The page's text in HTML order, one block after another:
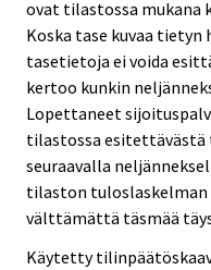
ovat tilastossa mukana
Koska tase kuvaa tietyn
tasetietoja ei voida
kertoo kunkin
Lopettaneet
tilastossa
seuraavalla
tilaston
välttämättä täsmää
Käytetty